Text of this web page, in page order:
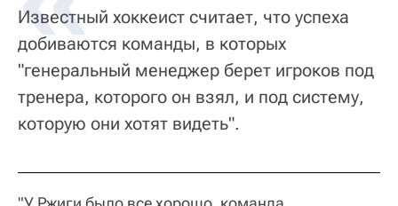
Известный хоккеист считает, что успеха
добиваются команды, в которых
"генеральный менеджер берет игроков под
тренера, которого он взял, и под систему,
которую они хотят видеть".